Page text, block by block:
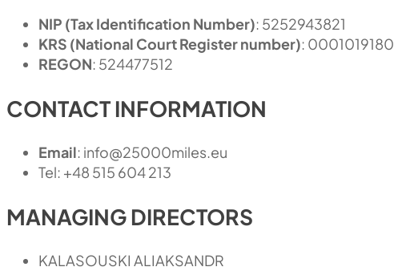
NIP (Tax Identification Number): 5252943821
KRS (National Court Register number): 0001019180
REGON: 524477512
CONTACT INFORMATION
Email: info@25000miles.eu
Tel: +48 515 604 213
MANAGING DIRECTORS
KALASOUSKI ALIAKSANDR